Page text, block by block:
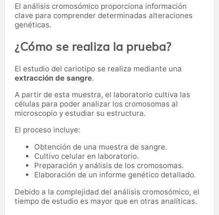
El análisis cromosómico proporciona información
clave para comprender determinadas alteraciones
genéticas.
¿Cómo se realiza la prueba?
El estudio del cariotipo se realiza mediante una
extracción de sangre.
A partir de esta muestra, el laboratorio cultiva las
células para poder analizar los cromosomas al
microscopio y estudiar su estructura.
El proceso incluye:
Obtención de una muestra de sangre.
Cultivo celular en laboratorio.
Preparación y análisis de los cromosomas.
Elaboración de un informe genético detallado.
Debido a la complejidad del análisis cromosómico, el
tiempo de estudio es mayor que en otras analíticas.